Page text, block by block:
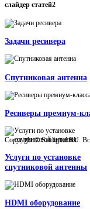
слайдер статей2
Задачи ресивера
Спутниковая антенна
Ресиверы премиум-
Услуги по установке
спутниковой антенны
HDMI оборудование
Copyright © Satdigital.RU.